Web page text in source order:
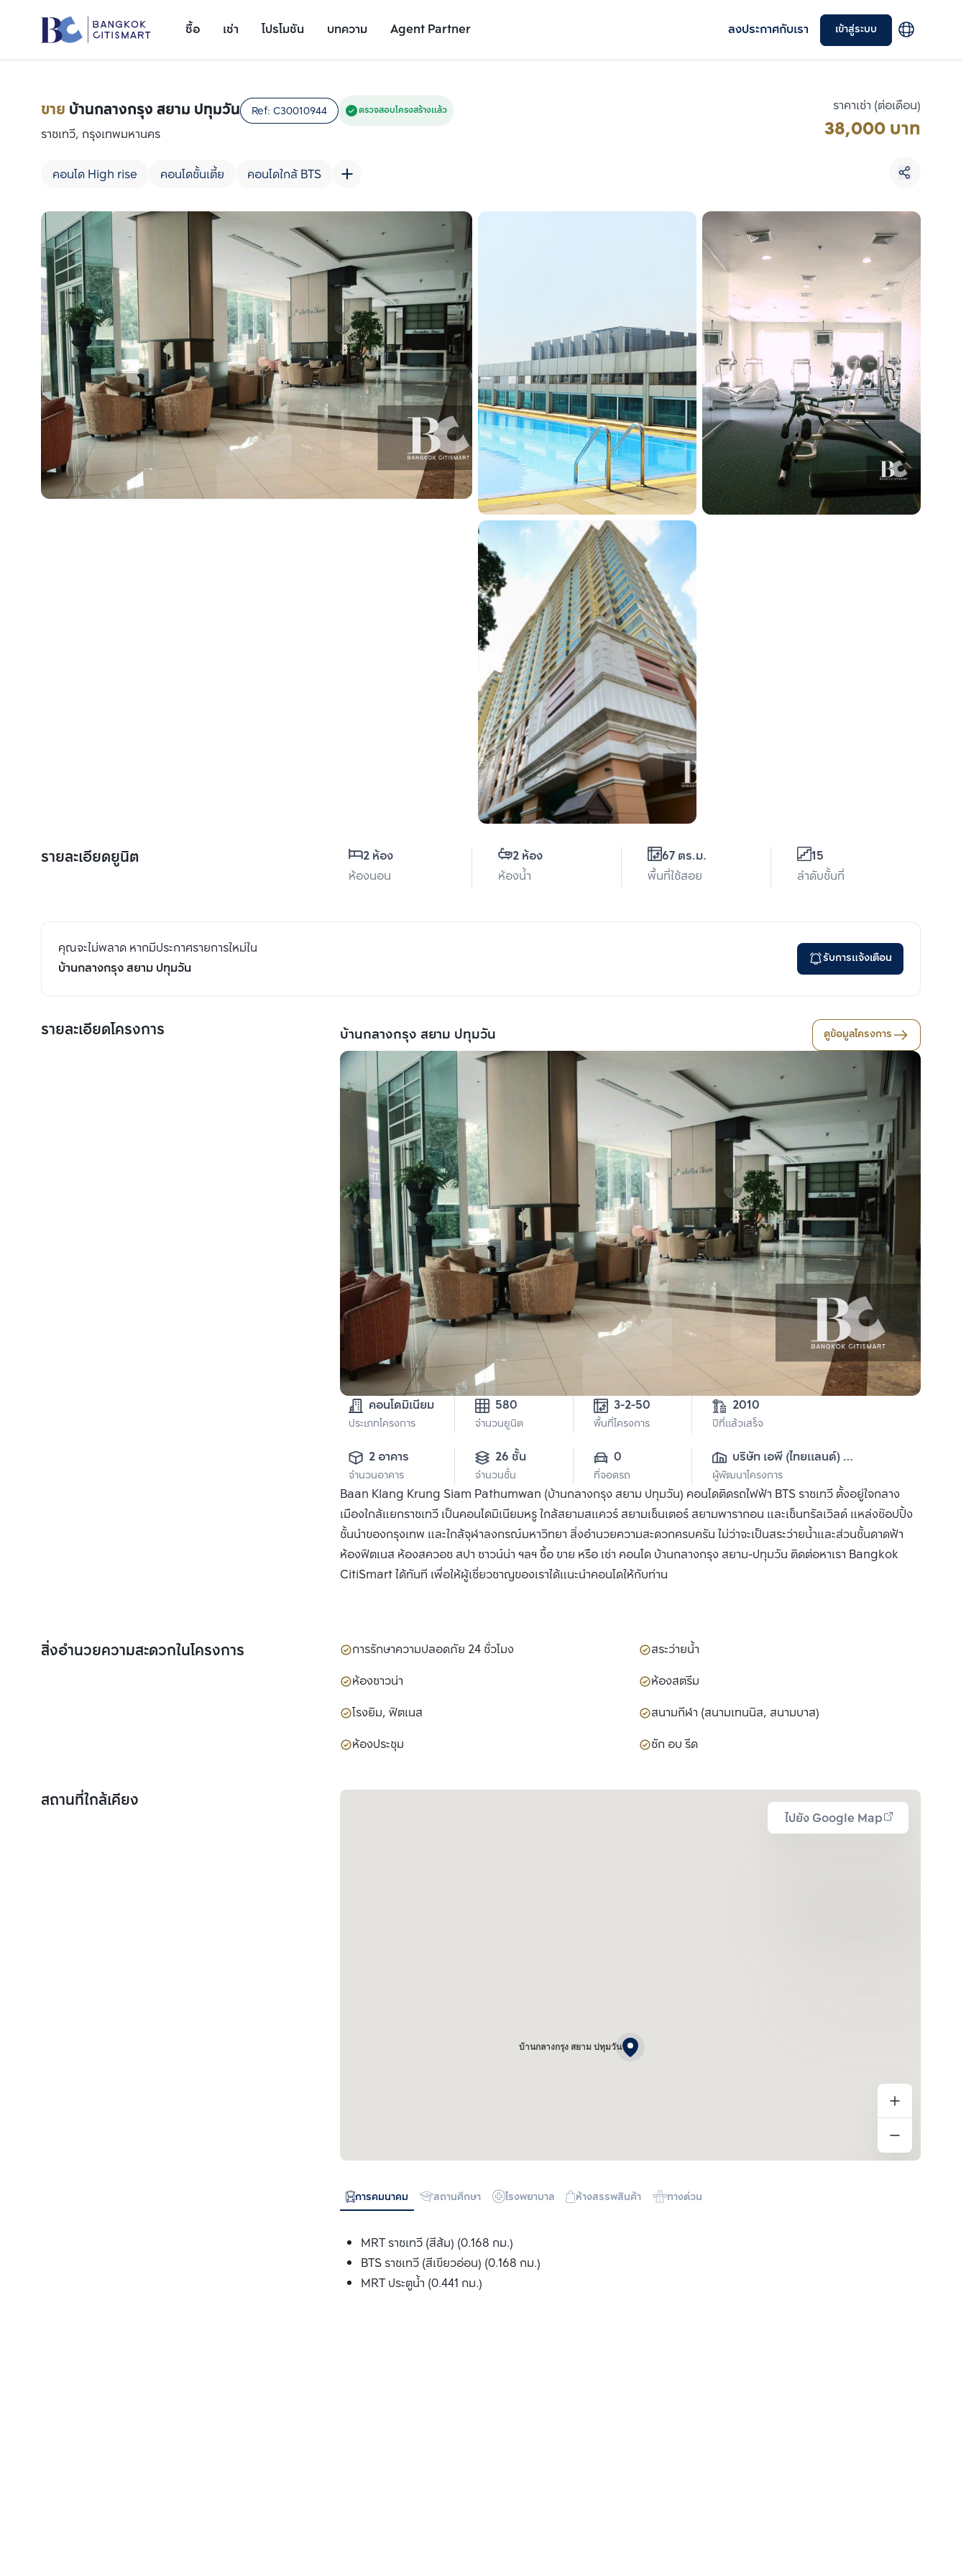
ซื้อ เช่า โปรโมชัน บทความ Agent Partner ลงประกาศกับเรา เข้าสู่ระบบ
รายละเอียดยูนิต
ขาย บ้านกลางกรุง สยาม ปทุมวัน Ref: C30010944 ตรวจสอบโครงสร้างแล้ว
ราชเทวี, กรุงเทพมหานคร
คอนโด High rise คอนโดชั้นเตี้ย คอนโดใกล้ BTS
ราคาเช่า (ต่อเดือน)
38,000 บาท
รายละเอียดยูนิต
2 ห้อง
ห้องนอน
2 ห้อง
ห้องน้ำ
67 ตร.ม.
พื้นที่ใช้สอย
15
ลำดับชั้นที่
คุณจะไม่พลาด หากมีประกาศรายการใหม่ใน
บ้านกลางกรุง สยาม ปทุมวัน
รับการแจ้งเตือน
รายละเอียดโครงการ บ้านกลางกรุง สยาม ปทุมวัน ดูข้อมูลโครงการ
คอนโดมิเนียม
ประเภทโครงการ
580
จำนวนยูนิต
3-2-50
พื้นที่โครงการ
2010
ปีที่แล้วเสร็จ
2 อาคาร
จำนวนอาคาร
26 ชั้น
จำนวนชั้น
0
ที่จอดรถ
บริษัท เอพี (ไทยแลนด์)
จำกัด(มหาชน)
ผู้พัฒนาโครงการ
Baan Klang Krung Siam Pathumwan (บ้านกลางกรุง สยาม ปทุมวัน) คอนโดติดรถไฟฟ้า BTS ราชเทวี ตั้งอยู่ใจกลาง
เมืองใกล้แยกราชเทวี เป็นคอนโดมิเนียมหรู ใกล้สยามสแควร์ สยามเซ็นเตอร์ สยามพารากอน และเซ็นทรัลเวิลด์ แหล่งช๊อปปิ้ง
ชั้นนำของกรุงเทพ และใกล้จุฬาลงกรณ์มหาวิทยา สิ่งอำนวยความสะดวกครบครัน ไม่ว่าจะเป็นสระว่ายน้ำและส่วนชั้นดาดฟ้า
ห้องฟิตเนส ห้องสควอช สปา ซาวน์น่า ฯลฯ ซื้อ ขาย หรือ เช่า คอนโด บ้านกลางกรุง สยาม-ปทุมวัน ติดต่อหาเรา Bangkok
CitiSmart ได้ทันที เพื่อให้ผู้เชี่ยวชาญของเราได้แนะนำคอนโดให้กับท่าน
สิ่งอำนวยความสะดวกในโครงการ การรักษาความปลอดภัย 24 ชั่วโมง
สระว่ายน้ำ
ห้องซาวน่า
ห้องสตรีม
โรงยิม, ฟิตเนส
สนามกีฬา (สนามเทนนิส, สนามบาส)
ห้องประชุม
ซัก อบ รีด
สถานที่ใกล้เคียง
ไปยัง Google Map
บ้านกลางกรุง สยาม ปทุมวัน
การคมนาคม สถานศึกษา โรงพยาบาล ห้างสรรพสินค้า ทางด่วน
MRT ราชเทวี (สีส้ม) (0.168 กม.)
BTS ราชเทวี (สีเขียวอ่อน) (0.168 กม.)
MRT ประตูน้ำ (0.441 กม.)
เพิ่มยูนิตเปรียบเทียบ
เพิ่มยูนิตเปรียบเทียบ
รายการที่ 2
เลือกยูนิตเพื่อเปรียบเทียบ
เปรียบเทียบ